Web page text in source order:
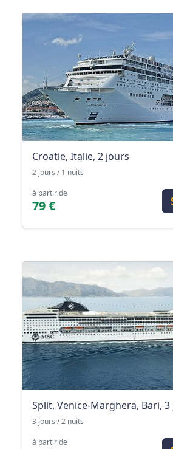
Croatie, Italie, 2 jours
2 jours / 1 nuits
à partir de
79 €
Split, Venice-Marghera, Bari,
3 jours / 2 nuits
à partir de